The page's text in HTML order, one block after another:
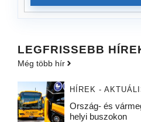
LEGFRISSEBB
Még több hír
HÍREK -
Ország- és
helyi buszokon